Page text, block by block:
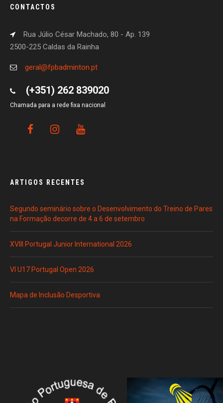
CONTACTOS
Rua Júlio César Machado, 80 - Ap. 139
2500-225 Caldas da Rainha
geral@fpbadminton.pt
(+351) 262 839020
Chamada para a rede fixa nacional
ARTIGOS RECENTES
Segundo seminário sobre o Desenvolvimento do Treino de Pares
na Formação decorre de 4 a 6 de setembro
XVIII Portugal Junior International 2026
VI U17 Portugal Open 2026
Mapa de Inclusão Desportiva